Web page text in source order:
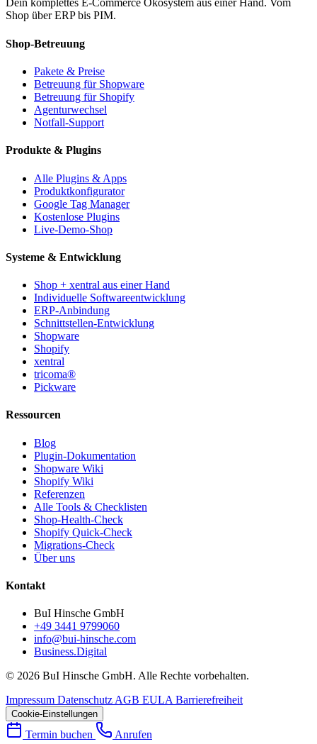
Dein komplettes E-Commerce Ökosystem aus einer Hand. Vom
Shop über ERP bis PIM.
Shop-Betreuung
Pakete & Preise
Betreuung für Shopware
Betreuung für Shopify
Agenturwechsel
Notfall-Support
Produkte & Plugins
Alle Plugins & Apps
Produktkonfigurator
Google Tag Manager
Kostenlose Plugins
Live-Demo-Shop
Systeme & Entwicklung
Shop + xentral aus einer Hand
Individuelle Softwareentwicklung
ERP-Anbindung
Schnittstellen-Entwicklung
Shopware
Shopify
xentral
tricoma®
Pickware
Ressourcen
Blog
Plugin-Dokumentation
Shopware Wiki
Shopify Wiki
Referenzen
Alle Tools & Checklisten
Shop-Health-Check
Shopify Quick-Check
Migrations-Check
Über uns
Kontakt
BuI Hinsche GmbH
+49 3441 9799060
info@bui-hinsche.com
Business.Digital
© 2026 BuI Hinsche GmbH. Alle Rechte vorbehalten.
Impressum Datenschutz AGB EULA Barrierefreiheit
Cookie-Einstellungen
Termin buchen Anrufen